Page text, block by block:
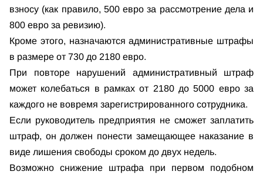
взносу (как правило, 500 евро за рассмотрение дела и
800 евро за ревизию).
Кроме этого, назначаются административные штрафы
в размере от 730 до 2180 евро.
При повторе нарушений административный штраф
может колебаться в рамках от 2180 до 5000 евро за
каждого не вовремя зарегистрированного сотрудника.
Если руководитель предприятия не сможет заплатить
штраф, он должен понести замещающее наказание в
виде лишения свободы сроком до двух недель.
Возможно снижение штрафа при первом подобном